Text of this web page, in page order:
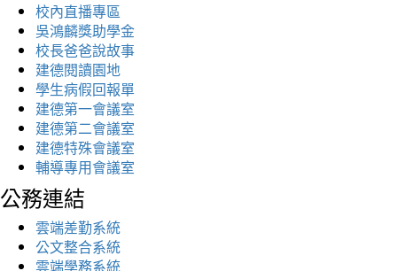
校內直播專區
吳鴻麟獎助學金
校長爸爸說故事
建德閱讀園地
學生病假回報單
建德第一會議室
建德第二會議室
建德特殊會議室
輔導專用會議室
公務連結
雲端差勤系統
公文整合系統
雲端學務系統